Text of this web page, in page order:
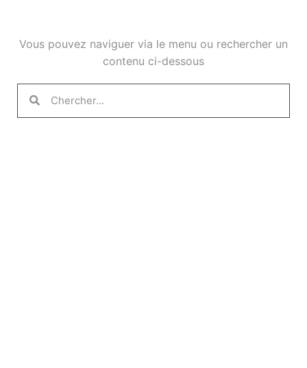
Vous pouvez naviguer via le menu ou rechercher un
contenu ci-dessous